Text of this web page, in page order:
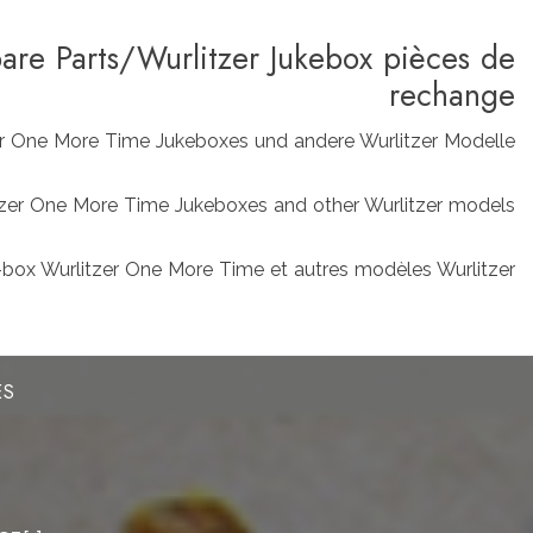
Parts/Wurlitzer Jukebox pièces de
rechange
More Time Jukeboxes und andere Wurlitzer Modelle
One More Time Jukeboxes and other Wurlitzer models
Wurlitzer One More Time et autres modèles Wurlitzer